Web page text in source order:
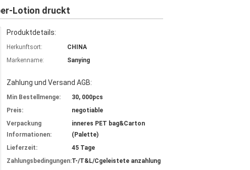
Lotion druckt
Produktdetails:
Herkunftsort:
CHINA
Markenname:
Sanying
Zahlung und Versand AGB:
Min Bestellmenge:
30, 000pcs
Preis:
negotiable
Verpackung
Informationen:
inneres PET bag&Carton
(Palette)
Lieferzeit:
45 Tage
Zahlungsbedingungen:T-/T&L/Cgeleistete anzahlung